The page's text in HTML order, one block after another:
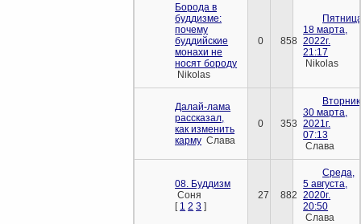
Борода в
буддизме:
почему
буддийские
монахи не
носят бороду
Nikolas
0 858
18 марта,
2022г.
21:17
Nikolas
Далай-лама
рассказал,
как изменить
карму Слава
0 353
30 марта,
2021г.
07:13
Слава
08. Буддизм
Соня
[ 1 2 3 ]
27 882
Среда,
5 августа,
2020г.
20:50
Слава